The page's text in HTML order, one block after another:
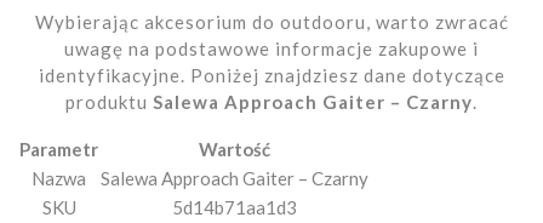
Wybierając akcesorium do outdooru, warto zwracać
uwagę na podstawowe informacje zakupowe i
identyfikacyjne. Poniżej znajdziesz dane dotyczące
produktu Salewa Approach Gaiter – Czarny
Parametr
Wartość
Nazwa
Salewa Approach Gaiter – Czarny
SKU
5d14b71aa1d3